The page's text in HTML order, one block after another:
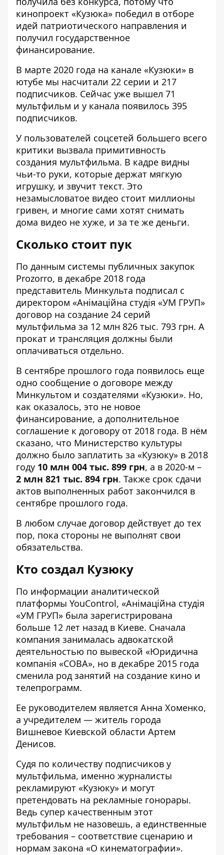
кинопроект «Кузюка» победил в отборе
идей патриотического направления и
получил государственное
финансирование.
В марте 2020 года на канале «Кузюки» в
ютубе мы насчитали 22 серии и 217
подписчиков. Сейчас уже вышел 71
мультфильм и у канала появилось 395
подписчиков.
У пользователей соцсетей большего всего
критики вызвала примитивность
создания мультфильма. В кадре видны
чьи-то руки, которые держат мягкую
игрушку, и звучит текст. Это
незамысловатое видео стоит миллионы
гривен, и многие сами хотят снимать
дома видео не хуже, и за те же деньги.
Сколько стоит пук
По данным системы публичных закупок
Prozorro, в декабре 2018 года
представитель Минкульта подписал с
директором «Анімаційна студія «УМ ГРУП»
договор на создание 24 серий
мультфильма за 12 млн 826 тыс. 793 грн. А
прокат и трансляция должны были
оплачиваться отдельно.
В сентябре прошлого года появилось еще
одно сообщение о договоре между
Минкультом и создателями «Кузюки». Но,
как оказалось, это не новое
финансирование, а дополнительное
соглашение к договору от 2018 года. В нём
сказано, что Министерство культуры
должно было заплатить за «Кузюку» в 2018
году 10 млн 004 тыс. 899 грн, а в 2020-м –
2 млн 821 тыс. 894 грн. Также срок сдачи
актов выполненных работ закончился в
сентябре прошлого года.
В любом случае договор действует до тех
пор, пока стороны не выполнят свои
обязательства.
Кто создал Кузюку
По информации аналитической
платформы YouControl, «Анімаційна студія
«УМ ГРУП» была зарегистрирована
больше 12 лет назад в Киеве. Сначала
компания занималась адвокатской
деятельностью по вывеской «Юридична
компанія «СОВА», но в декабре 2015 года
сменила род занятий на создание кино и
телепрограмм.
Ее руководителем является Анна Хоменко,
а учредителем — житель города
Вишневое Киевской области Артем
Денисов.
Судя по количеству подписчиков у
мультфильма, именно журналисты
рекламируют «Кузюку» и могут
претендовать на рекламные гонорары.
Ведь супер качественным этот
мультфильм не назовешь, а единственные
требования – соответствие сценарию и
нормам закона «О кинематографии».